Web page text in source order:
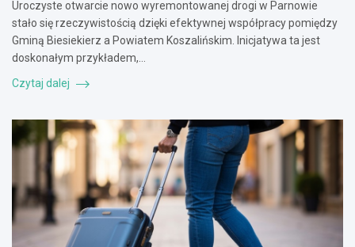
Uroczyste otwarcie nowo wyremontowanej drogi w Parnowie
stało się rzeczywistością dzięki efektywnej współpracy pomiędzy
Gminą Biesiekierz a Powiatem Koszalińskim. Inicjatywa ta jest
doskonałym przykładem,…
Czytaj dalej